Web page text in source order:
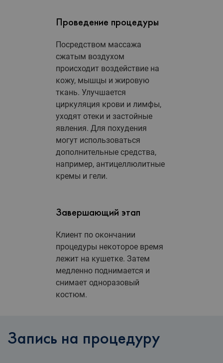
Проведение процедуры
Посредством массажа
сжатым воздухом
происходит воздействие на
кожу, мышцы и жировую
ткань. Улучшается
циркуляция крови и лимфы,
уходят отеки и застойные
явления. Для похудения
могут использоваться
дополнительные средства,
например, антицеллюлитные
кремы и гели.
Завершающий этап
Клиент по окончании
процедуры некоторое время
лежит на кушетке. Затем
медленно поднимается и
снимает одноразовый
костюм.
Запись на процедуру